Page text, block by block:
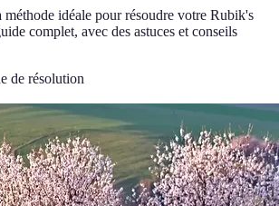
idéale pour résoudre votre Rubik's
complet, avec des astuces et conseils
de résolution